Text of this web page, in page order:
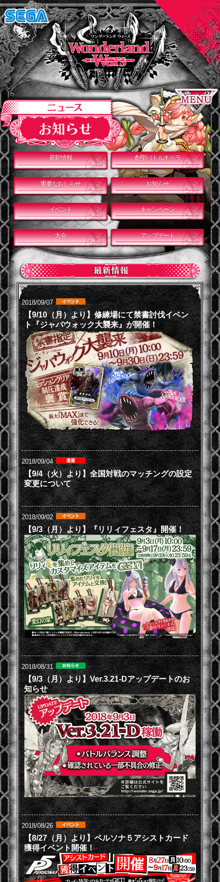
最新情報 創聖バトルオペラ
重要なおしらせ お知らせ
イベント キャンペーン
大会 アップデート
2018/09/07
【9/10（月）より】修練場にて禁書討伐イベン
ト『ジャバウォック大襲来』が開催！
2018/09/04
【9/4（火）より】全国対戦のマッチングの設定
変更について
2018/09/02
【9/3（月）より】『リリィフェスタ』開催！
2018/08/31
【9/3（月）より】Ver.3.21-Dアップデートのお
知らせ
2018/08/26
【8/27（月）より】ペルソナ５アシストカード
獲得イベント開催！